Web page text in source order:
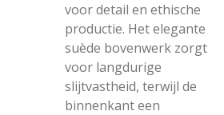
voor detail en ethische
productie. Het elegante
suède bovenwerk zorgt
voor langdurige
slijtvastheid, terwijl de
binnenkant een